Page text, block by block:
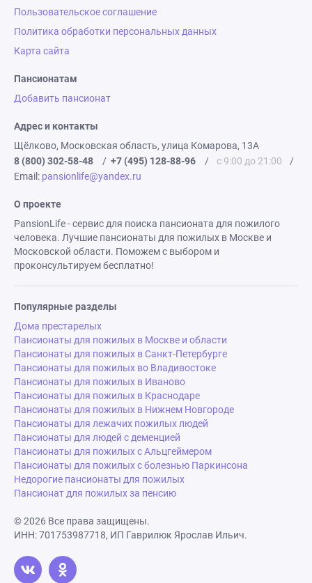
Пользовательское соглашение
Политика обработки персональных данных
Карта сайта
Пансионатам
Добавить пансионат
Адрес и контакты
Щёлково, Московская область, улица Комарова, 13А
8 (800) 302-58-48
/ +7 (495) 128-88-96 / с 9:00 до 21:00
/
Email: pansionlife@yandex.ru
О проекте
PansionLife - сервис для поиска пансионата для пожилого
человека. Лучшие пансионаты для пожилых в Москве и
Московской области. Поможем с выбором и
проконсультируем бесплатно!
Популярные разделы
Дома престарелых
Пансионаты для пожилых в Москве и области
Пансионаты для пожилых в Санкт-Петербурге
Пансионаты для пожилых во Владивостоке
Пансионаты для пожилых в Иваново
Пансионаты для пожилых в Краснодаре
Пансионаты для пожилых в Нижнем Новгороде
Пансионаты для лежачих пожилых людей
Пансионаты для людей с деменцией
Пансионаты для пожилых с Альцгеймером
Пансионаты для пожилых с болезнью Паркинсона
Недорогие пансионаты для пожилых
Пансионат для пожилых за пенсию
© 2026 Все права защищены.
ИНН: 701753987718, ИП Гаврилюк Ярослав Ильич.